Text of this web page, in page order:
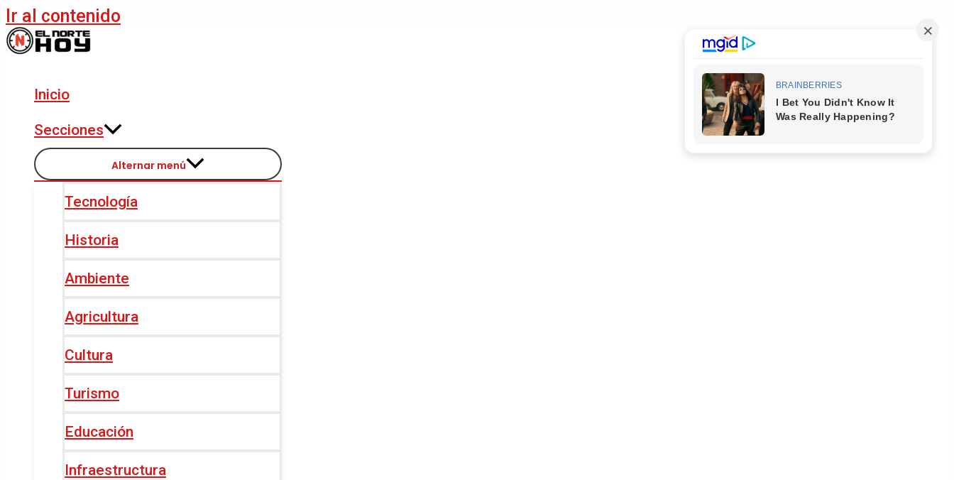
Ir al contenido
Inicio
Secciones
Alternar menú
Tecnología
Historia
Ambiente
Agricultura
Cultura
Turismo
Educación
Infraestructura